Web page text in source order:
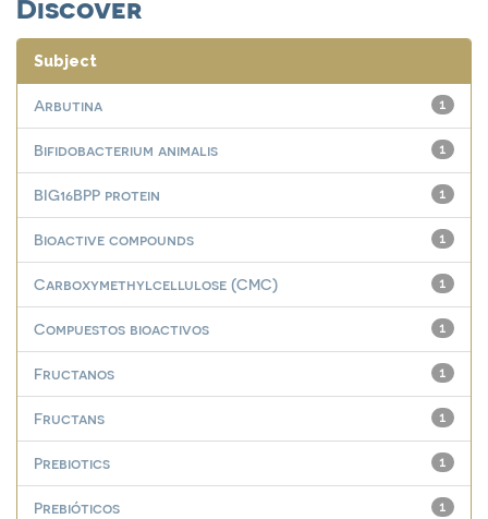
Discover
Subject
1
Arbutina
1
Bifidobacterium animalis
1
BIG16BPP protein
1
Bioactive compounds
1
Carboxymethylcellulose (CMC)
1
Compuestos bioactivos
1
Fructanos
1
Fructans
1
Prebiotics
1
Prebióticos